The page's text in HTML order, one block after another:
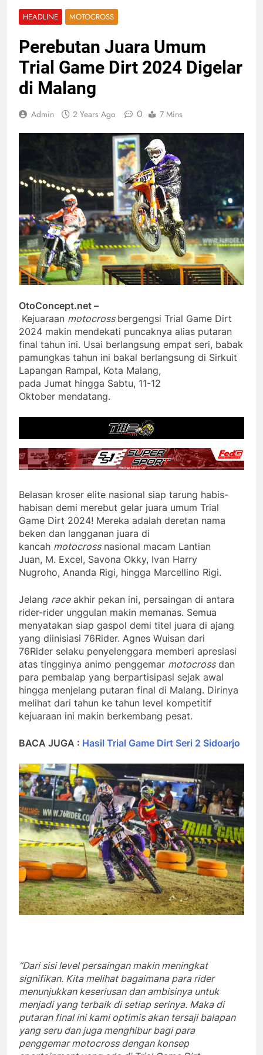
HEADLINE MOTOCROSS
Perebutan Juara Umum
Trial Game Dirt 2024 Digelar
di Malang
Admin 2 Years Ago 0 7 Mins
OtoConcept.net –
Kejuaraan motocross bergengsi Trial Game Dirt
2024 makin mendekati puncaknya alias putaran
final tahun ini. Usai berlangsung empat seri, babak
pamungkas tahun ini bakal berlangsung di Sirkuit
Lapangan Rampal, Kota Malang,
pada Jumat hingga Sabtu, 11-12
Oktober mendatang.
Belasan kroser elite nasional siap tarung habis-
habisan demi merebut gelar juara umum Trial
Game Dirt 2024! Mereka adalah deretan nama
beken dan langganan juara di
kancah motocrossnasional macam Lantian
Juan, M. Excel, Savona Okky, Ivan Harry
Nugroho, Ananda Rigi, hingga Marcellino Rigi.
Jelang raceakhir pekan ini, persaingan di antara
rider-rider unggulan makin memanas. Semua
menyatakan siap gaspol demi titel juara di ajang
yang diinisiasi 76Rider. Agnes Wuisan dari
76Rider selaku penyelenggara memberi apresiasi
atas tingginya animo penggemar motocrossdan
para pembalap yang berpartisipasi sejak awal
hingga menjelang putaran final di Malang. Dirinya
melihat dari tahun ke tahun level kompetitif
kejuaraan ini makin berkembang pesat.
BACA JUGA : Hasil Trial Game Dirt Seri 2 Sidoarjo
“Dari sisi level persaingan makin meningkat
signifikan. Kita melihat bagaimana para rider
menunjukkan keseriusan dan ambisinya untuk
menjadi yang terbaik di setiap serinya. Maka di
putaran final ini kami optimis akan tersaji balapan
yang seru dan juga menghibur bagi para
penggemar motocross dengan konsep